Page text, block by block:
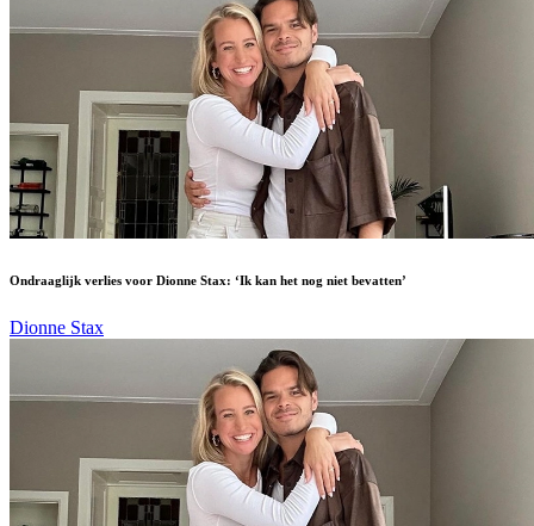
Ondraaglijk verlies voor Dionne Stax: ‘Ik kan het nog niet bevatten’
Dionne Stax